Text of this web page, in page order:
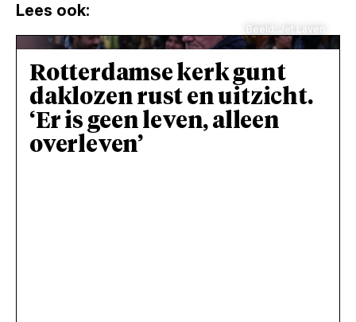
Lees ook:
Beeld: Jet Laven
Rotterdamse kerk gunt
daklozen rust en uitzicht.
‘Er is geen leven, alleen
overleven’